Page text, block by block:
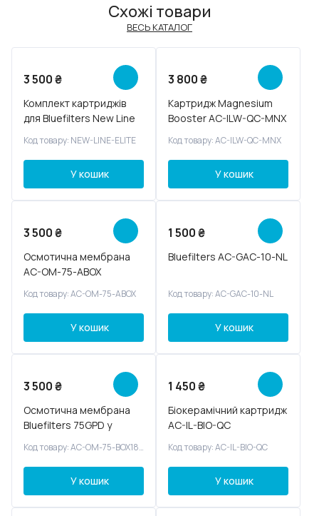
Схожі товари
ВЕСЬ КАТАЛОГ
3 500₴
Комплект картриджів
для Bluefilters New Line
Код товару: NEW-LINE-ELITE
У кошик
Новинка
3 800₴
Картридж Magnesium
Booster AC-ILW-QC-MNX
Код товару: AC-ILW-QC-MNX
У кошик
3 500₴
Осмотична мембрана
AC-OM-75-ABOX
Код товару: AC-OM-75-ABOX
У кошик
1 500₴
Bluefilters AC-GAC-10-NL
Код товару: AC-GAC-10-NL
У кошик
3 500₴
Осмотична мембрана
Bluefilters 75GPD у
BOX1812S
Код товару: AC-OM-75-BOX1812S
У кошик
1 450₴
Біокерамічний картридж
AC-IL-BIO-QC
Код товару: AC-IL-BIO-QC
У кошик